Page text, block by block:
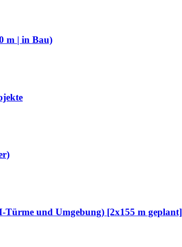
m | in Bau)
und Umgebung) [2x155 m geplant]